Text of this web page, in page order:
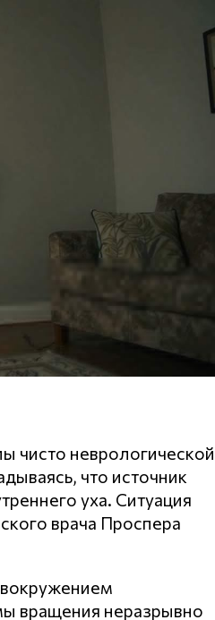
чисто неврологической
что источник
уха. Ситуация
врача Проспера
вращения неразрывно